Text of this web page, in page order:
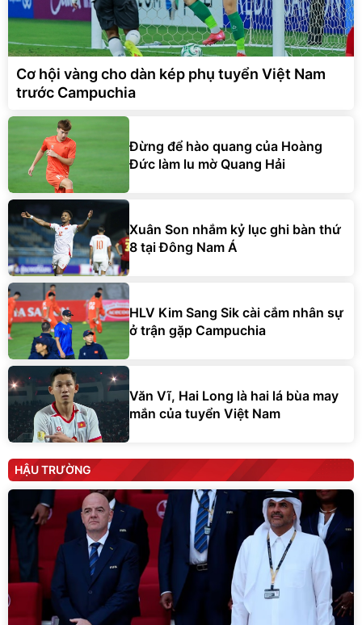
Cơ hội vàng cho dàn kép phụ tuyển Việt Nam
trước Campuchia
Đừng để hào quang của Hoàng
Đức làm lu mờ Quang Hải
Xuân Son nhắm kỷ lục ghi bàn thứ
8 tại Đông Nam Á
HLV Kim Sang Sik cài cắm nhân sự
ở trận gặp Campuchia
Văn Vĩ, Hai Long là hai lá bùa may
mắn của tuyển Việt Nam
HẬU TRƯỜNG